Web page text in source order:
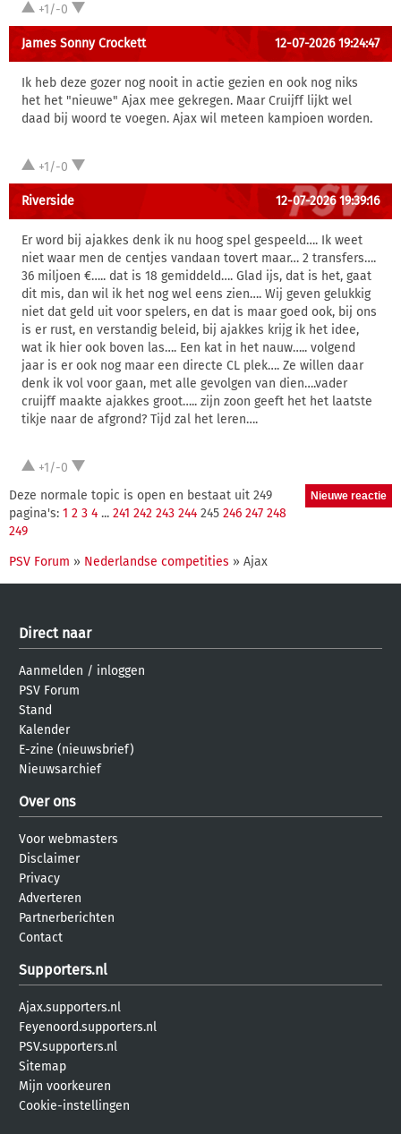
+1/-0
James Sonny Crockett 12-07-2026 19:24:47
Ik heb deze gozer nog nooit in actie gezien en ook nog niks
het het "nieuwe" Ajax mee gekregen. Maar Cruijff lijkt wel
daad bij woord te voegen. Ajax wil meteen kampioen worden.
+1/-0
Riverside 12-07-2026 19:39:16
Er word bij ajakkes denk ik nu hoog spel gespeeld…. Ik weet
niet waar men de centjes vandaan tovert maar… 2 transfers….
36 miljoen €….. dat is 18 gemiddeld…. Glad ijs, dat is het, gaat
dit mis, dan wil ik het nog wel eens zien…. Wij geven gelukkig
niet dat geld uit voor spelers, en dat is maar goed ook, bij ons
is er rust, en verstandig beleid, bij ajakkes krijg ik het idee,
wat ik hier ook boven las…. Een kat in het nauw….. volgend
jaar is er ook nog maar een directe CL plek…. Ze willen daar
denk ik vol voor gaan, met alle gevolgen van dien….vader
cruijff maakte ajakkes groot….. zijn zoon geeft het het laatste
tikje naar de afgrond? Tijd zal het leren….
+1/-0
Deze normale topic is open en bestaat uit 249
pagina's: 1 2 3 4 ... 241 242 243 244 245 246 247 248
249
PSV Forum » Nederlandse competities » Ajax
Direct naar
Aanmelden / inloggen
PSV Forum
Stand
Kalender
E-zine (nieuwsbrief)
Nieuwsarchief
Over ons
Voor webmasters
Disclaimer
Privacy
Adverteren
Partnerberichten
Contact
Supporters.nl
Ajax.supporters.nl
Feyenoord.supporters.nl
PSV.supporters.nl
Sitemap
Mijn voorkeuren
Cookie-instellingen